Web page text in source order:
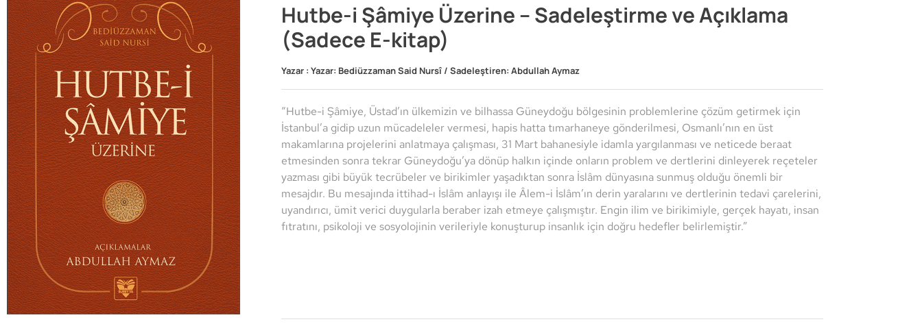
Hutbe-i Şâmiye Üzerine – Sadeleştirme ve Açıklama
(Sadece E-kitap)
Yazar : Yazar: Bediüzzaman Said Nursî / Sadeleştiren: Abdullah Aymaz
“Hutbe-i Şâmiye, Üstad’ın ülkemizin ve bilhassa Güneydoğu bölgesinin problemlerine çözüm getirmek için
İstanbul’a gidip uzun mücadeleler vermesi, hapis hatta tımarhaneye gönderilmesi, Osmanlı’nın en üst
makamlarına projelerini anlatmaya çalışması, 31 Mart bahanesiyle idamla yargılanması ve neticede beraat
etmesinden sonra tekrar Güneydoğu’ya dönüp halkın içinde onların problem ve dertlerini dinleyerek reçeteler
yazması gibi büyük tecrübeler ve birikimler yaşadıktan sonra İslâm dünyasına sunmuş olduğu önemli bir
mesajdır. Bu mesajında ittihad-ı İslâm anlayışı ile Âlem-i İslâm’ın derin yaralarını ve dertlerinin tedavi çarelerini,
uyandırıcı, ümit verici duygularla beraber izah etmeye çalışmıştır. Engin ilim ve birikimiyle, gerçek hayatı, insan
fıtratını, psikoloji ve sosyolojinin verileriyle konuşturup insanlık için doğru hedefler belirlemiştir.”